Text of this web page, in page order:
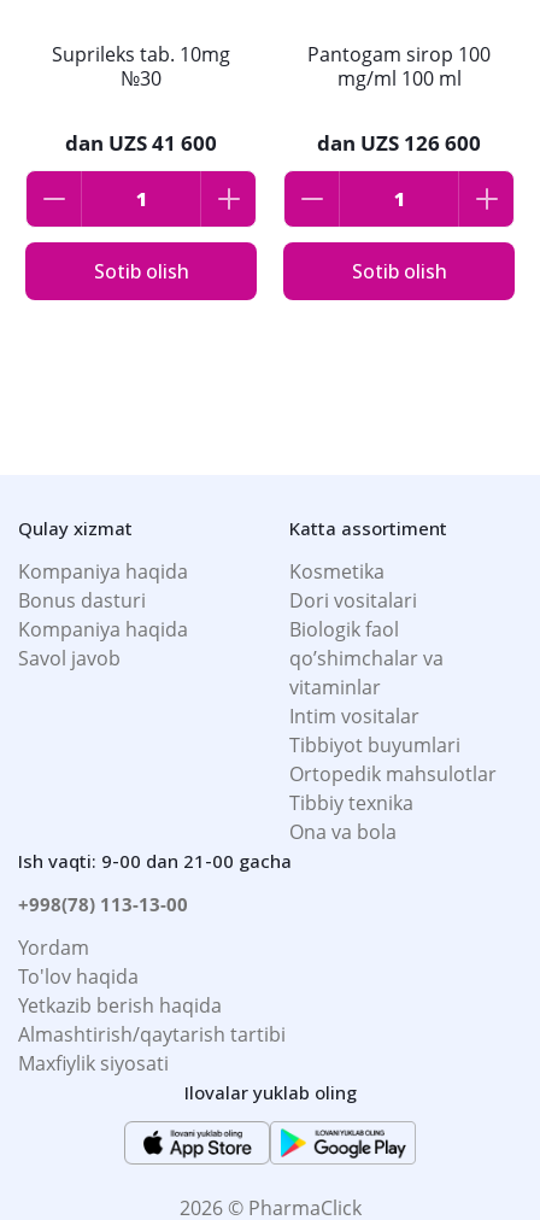
Suprileks tab. 10mg
№30
dan UZS 41 600
Sotib olish
Pantogam sirop 100
mg/ml 100 ml
dan UZS 126 600
Sotib olish
Qulay xizmat
Kompaniya haqida
Bonus dasturi
Kompaniya haqida
Savol javob
Katta assortiment
Kosmetika
Dori vositalari
Biologik faol
qo’shimchalar va
vitaminlar
Intim vositalar
Tibbiyot buyumlari
Ortopedik mahsulotlar
Tibbiy texnika
Ona va bola
Ish vaqti: 9-00 dan 21-00 gacha
+998(78) 113-13-00
Yordam
To'lov haqida
Yetkazib berish haqida
Almashtirish/qaytarish tartibi
Maxfiylik siyosati
Ilovalar yuklab oling
2026 © PharmaClick